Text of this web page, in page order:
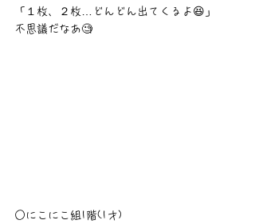
「１枚、２枚…どんどん出てくるよ😆」
不思議だなあ🧐
○にこにこ組1階(1才)